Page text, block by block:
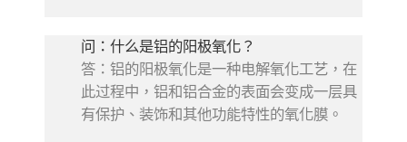
问：什么是铝的阳极氧化？
答：铝的阳极氧化是一种电解氧化工艺，在
此过程中，铝和铝合金的表面会变成一层具
有保护、装饰和其他功能特性的氧化膜。